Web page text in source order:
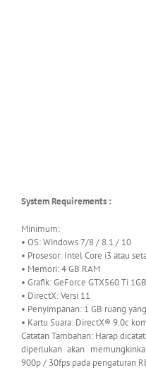
System Requirements :
Minimum:
• OS: Windows 7/8 / 8.1 / 10
• Prosesor: Intel Core i3 atau
• Memori: 4 GB RAM
• Grafik: GeForce GTX560 Ti
• DirectX: Versi 11
• Penyimpanan: 1 GB ruang
• Kartu Suara: DirectX® 9.0c
Catatan Tambahan: Harap
diperlukan akan
900p / 30fps pada pengaturan